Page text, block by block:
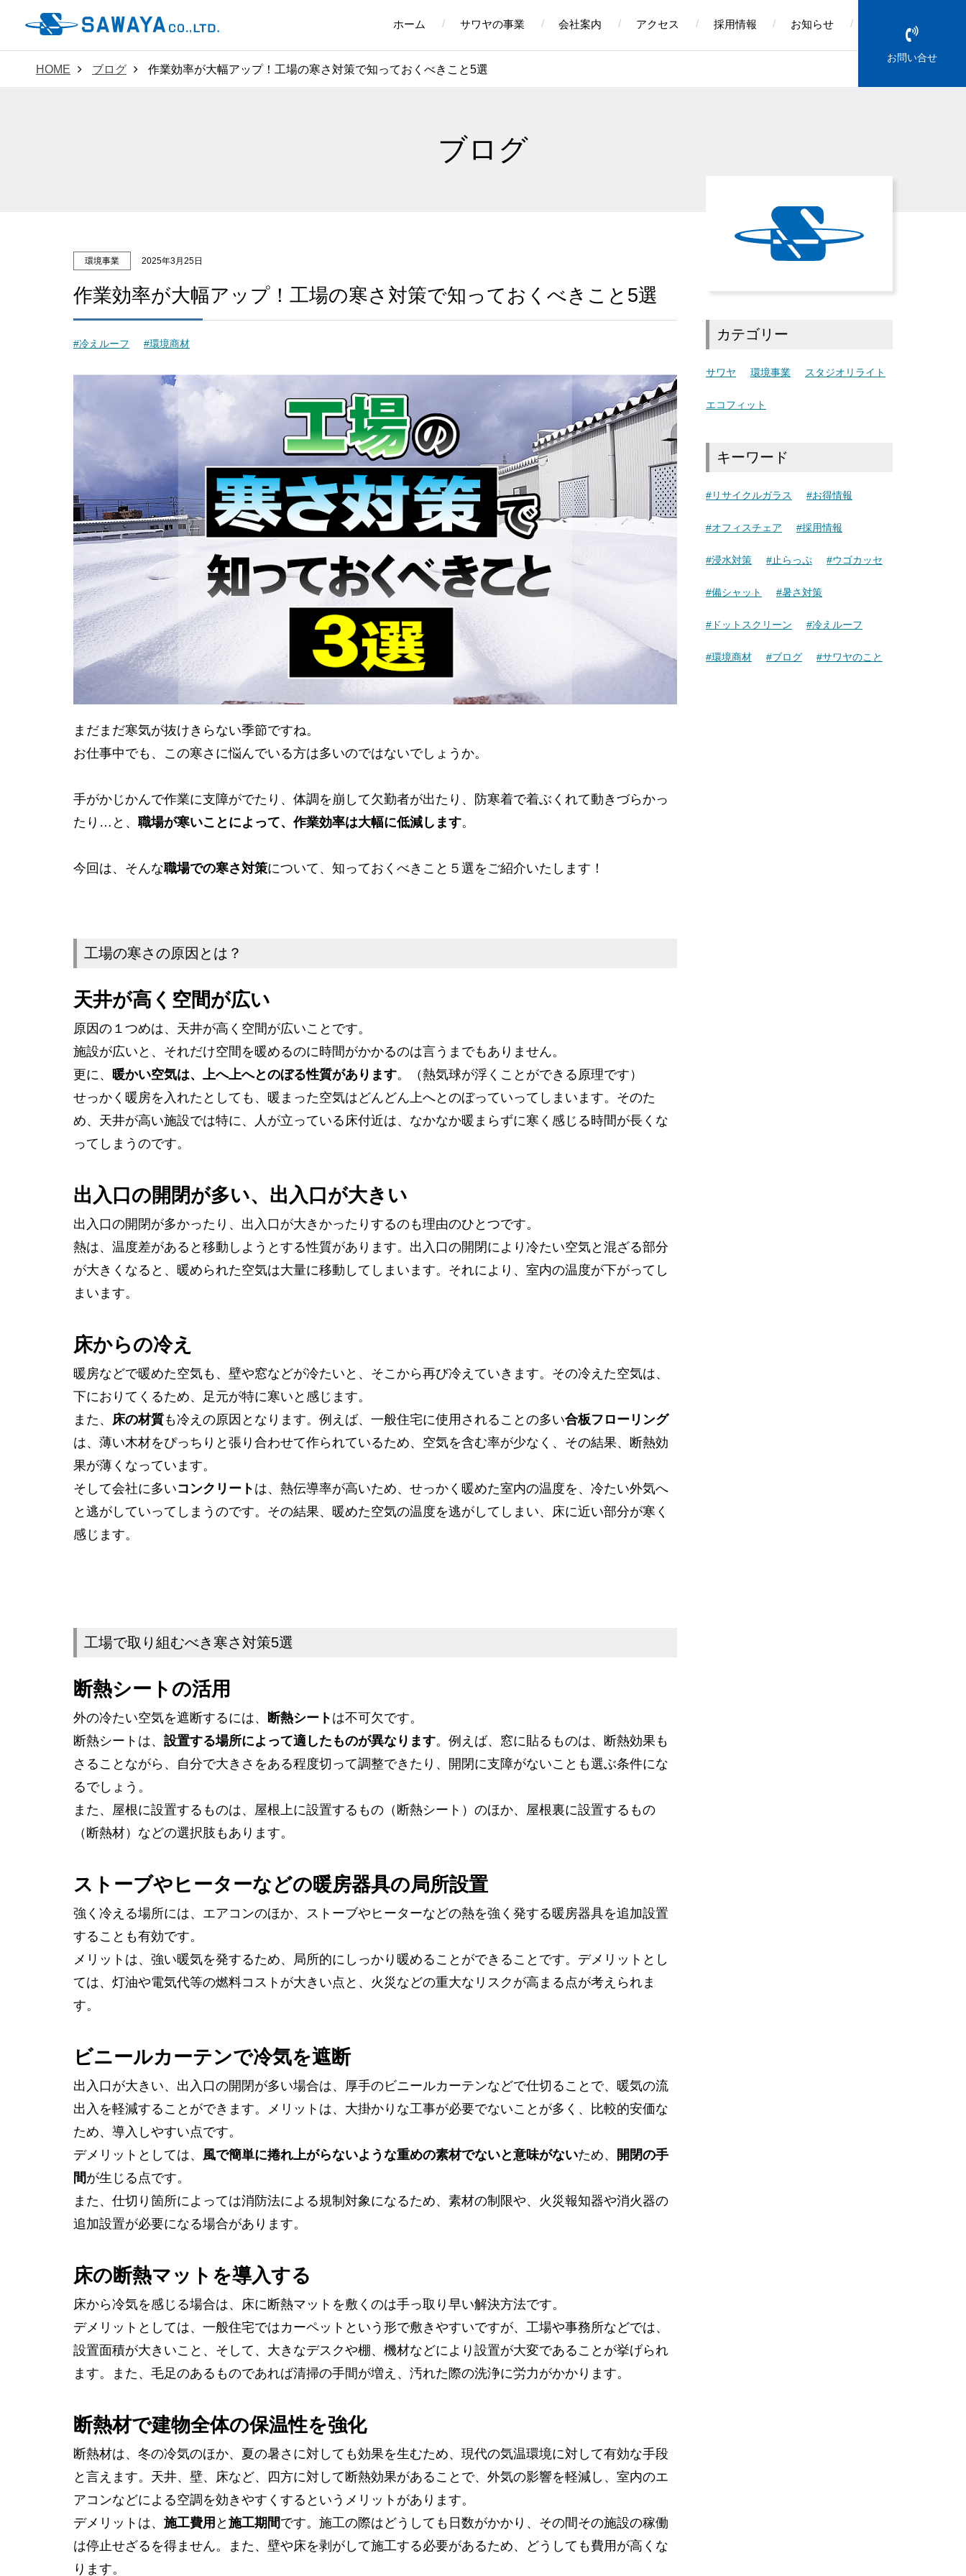
ホーム サワヤの事業 会社案内 アクセス 採用情報 お知らせ
お問い合せ
HOME ブログ 作業効率が大幅アップ！工場の寒さ対策で知っておくべきこと5選
ブログ
環境事業 2025年3月25日
作業効率が大幅アップ！工場の寒さ対策で知っておくべきこと5選
#冷えルーフ #環境商材
まだまだ寒気が抜けきらない季節ですね。
お仕事中でも、この寒さに悩んでいる方は多いのではないでしょうか。
手がかじかんで作業に支障がでたり、体調を崩して欠勤者が出たり、防寒着で着ぶくれて動きづらかっ
たり…と、 職場が寒いことによって、作業効率は大幅に低減します。
今回は、そんな職場での寒さ対策について、知っておくべきこと５選をご紹介いたします！
工場の寒さの原因とは？
天井が高く空間が広い
原因の１つめは、天井が高く空間が広いことです。
施設が広いと、それだけ空間を暖めるのに時間がかかるのは言うまでもありません。
更に、 暖かい空気は、上へ上へとのぼる性質があります。（熱気球が浮くことができる原理です）
せっかく暖房を入れたとしても、暖まった空気はどんどん上へとのぼっていってしまいます。そのた
め、天井が高い施設では特に、人が立っている床付近は、なかなか暖まらずに寒く感じる時間が長くな
ってしまうのです。
出入口の開閉が多い、出入口が大きい
出入口の開閉が多かったり、出入口が大きかったりするのも理由のひとつです。
熱は、温度差があると移動しようとする性質があります。出入口の開閉により冷たい空気と混ざる部分
が大きくなると、暖められた空気は大量に移動してしまいます。それにより、室内の温度が下がってし
まいます。
床からの冷え
暖房などで暖めた空気も、壁や窓などが冷たいと、そこから再び冷えていきます。その冷えた空気は、
下におりてくるため、足元が特に寒いと感じます。
また、 床の材質も冷えの原因となります。例えば、一般住宅に使用されることの多い合板フローリング
は、薄い木材をぴっちりと張り合わせて作られているため、空気を含む率が少なく、その結果、断熱効
果が薄くなっています。
そして会社に多いコンクリート は、熱伝導率が高いため、せっかく暖めた室内の温度を、冷たい外気へ
と逃がしていってしまうのです。その結果、暖めた空気の温度を逃がしてしまい、床に近い部分が寒く
感じます。
工場で取り組むべき寒さ対策5選
断熱シートの活用
外の冷たい空気を遮断するには、 断熱シート は不可欠です。
断熱シートは、 設置する場所によって適したものが異なります。例えば、窓に貼るものは、断熱効果も
さることながら、自分で大きさをある程度切って調整できたり、開閉に支障がないことも選ぶ条件にな
るでしょう。
また、屋根に設置するものは、屋根上に設置するもの（断熱シート）のほか、屋根裏に設置するもの
（断熱材）などの選択肢もあります。
ストーブやヒーターなどの暖房器具の局所設置
強く冷える場所には、エアコンのほか、ストーブやヒーターなどの熱を強く発する暖房器具を追加設置
することも有効です。
メリットは、強い暖気を発するため、局所的にしっかり暖めることができることです。デメリットとし
ては、灯油や電気代等の燃料コストが大きい点と、火災などの重大なリスクが高まる点が考えられま
す。
ビニールカーテンで冷気を遮断
出入口が大きい、出入口の開閉が多い場合は、厚手のビニールカーテンなどで仕切ることで、暖気の流
出入を軽減することができます。メリットは、大掛かりな工事が必要でないことが多く、比較的安価な
ため、導入しやすい点です。
デメリットとしては、 風で簡単に捲れ上がらないような重めの素材でないと意味がないため、
開閉の手
間が生じる点です。
また、仕切り箇所によっては消防法による規制対象になるため、素材の制限や、火災報知器や消火器の
追加設置が必要になる場合があります。
床の断熱マットを導入する
床から冷気を感じる場合は、床に断熱マットを敷くのは手っ取り早い解決方法です。
デメリットとしては、一般住宅ではカーペットという形で敷きやすいですが、工場や事務所などでは、
設置面積が大きいこと、そして、大きなデスクや棚、機材などにより設置が大変であることが挙げられ
ます。また、毛足のあるものであれば清掃の手間が増え、汚れた際の洗浄に労力がかかります。
断熱材で建物全体の保温性を強化
断熱材は、冬の冷気のほか、夏の暑さに対しても効果を生むため、現代の気温環境に対して有効な手段
と言えます。天井、壁、床など、四方に対して断熱効果があることで、外気の影響を軽減し、室内のエ
アコンなどによる空調を効きやすくするというメリットがあります。
デメリットは、 施工費用 と 施工期間です。施工の際はどうしても日数がかかり、その間その施設の稼働
は停止せざるを得ません。また、壁や床を剥がして施工する必要があるため、どうしても費用が高くな
ります。
カテゴリー
サワヤ 環境事業 スタジオリライト
エコフィット
キーワード
#リサイクルガラス #お得情報
#オフィスチェア #採用情報
#浸水対策 #止らっぷ #ウゴカッセ
#備シャット #暑さ対策
#ドットスクリーン #冷えルーフ
#環境商材 #ブログ #サワヤのこと